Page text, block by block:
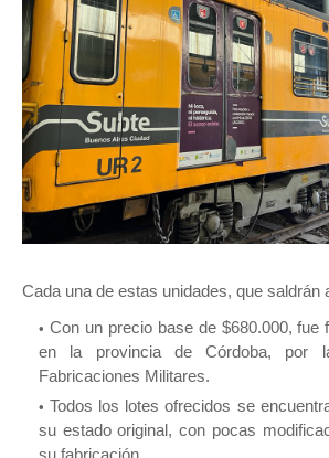
Cada una de estas unidades, que saldrán
Con un precio base de $680.000, fue
en la provincia de Córdoba, por
Fabricaciones Militares.
Todos los lotes ofrecidos se
su estado original, con pocas
su fabricación.